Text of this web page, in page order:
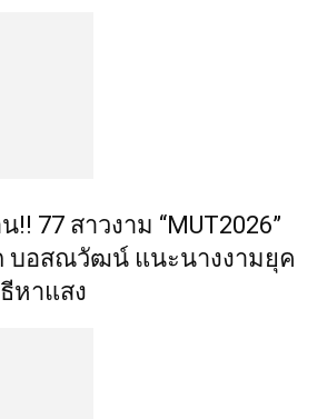
!! 77 สาวงาม “MUT2026”
บอสณวัฒน์ แนะนางงามยุค
หาแสง